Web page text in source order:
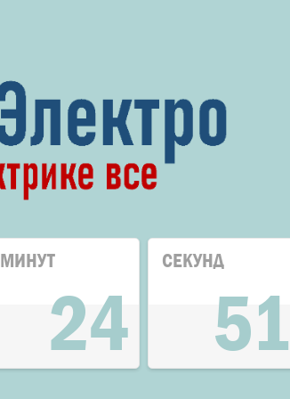
МИНУТ
24
СЕКУНД
50